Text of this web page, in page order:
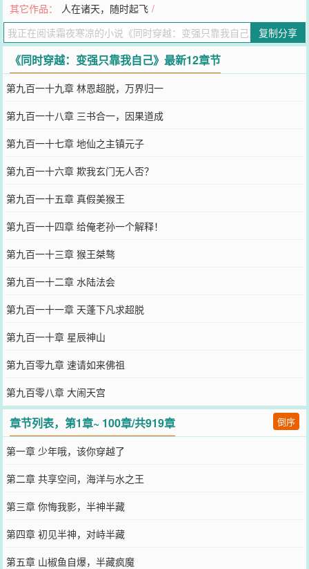
出来混，要有势力！光暗同源，铠甲军团，出击！等等，帝皇怎么下
来了？虹猫蓝兔世界林恩：嗯，不对，面前这个脚踩黑莲的家伙是
谁？谁TM改我剧本了？成龙历险记林恩：小玉，圣主的本源怎么在你
身上？还有，你关门干什么？！雪中悍刀行林恩：我意如刀斩天骄，
真武大帝转世？打的就是你！灵魂摆渡林恩：茶茶，等一等，我还没
准备好啊！！…………完美世界、一人之下、高武大唐、将夜、遮
天、三生三世十里桃花、仙剑奇侠传等等。本书又名《全位面都在求
我别折腾了》《说好微调剧情你直接掀桌》《诸天万界受害者联盟》
您要是觉得《同时穿越：变强只靠我自己
您QQ群和微博微信里的朋友推荐哦！
其它作品： 人在诸天，随时起飞 /
复制分享
《同时穿越：变强只靠我自己》最新12章节
第九百一十九章 林恩超脱，万界归一
第九百一十八章 三书合一，因果道成
第九百一十七章 地仙之主镇元子
第九百一十六章 欺我玄门无人否？
第九百一十五章 真假美猴王
第九百一十四章 给俺老孙一个解释！
第九百一十三章 猴王桀骜
第九百一十二章 水陆法会
第九百一十一章 天蓬下凡求超脱
第九百一十章 星辰神山
第九百零九章 速请如来佛祖
第九百零八章 大闹天宫
章节列表，第1章~ 100章/共919章 倒序
第一章 少年哦，该你穿越了
第二章 共享空间，海洋与水之王
第三章 你悔我影，半神半藏
第四章 初见半神，对峙半藏
第五章 山椒鱼自爆，半藏疯魔